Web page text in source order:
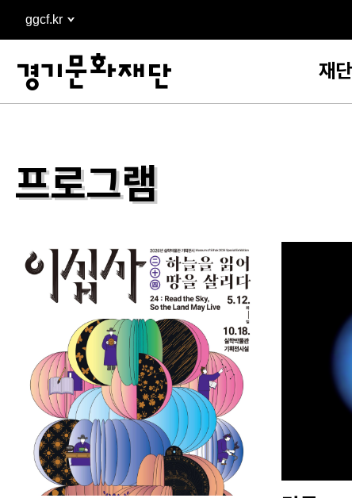
바로가기
ggcf.kr
재
프로그램